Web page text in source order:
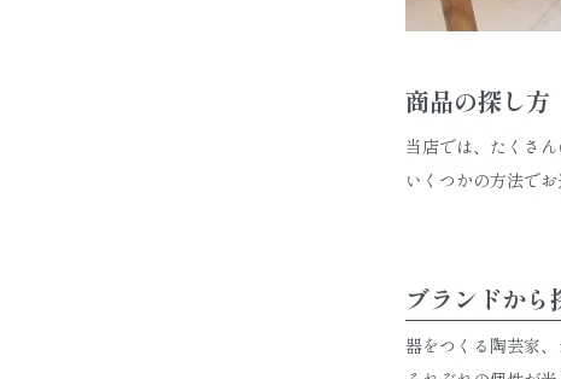
商品の探し方
当店では、たくさ
いくつかの方法で
ブランドから
器をつくる陶芸家